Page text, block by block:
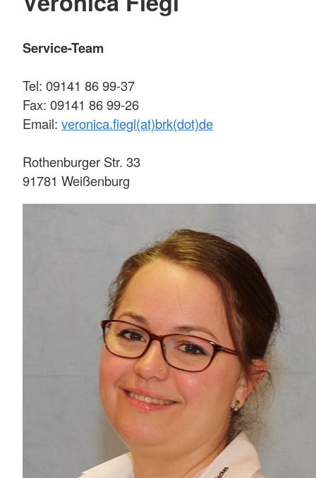
Service-Team
Tel: 09141 86 99-37
Fax: 09141 86 99-26
Email: veronica.fiegl(at)brk(dot)de
Rothenburger Str. 33
91781 Weißenburg